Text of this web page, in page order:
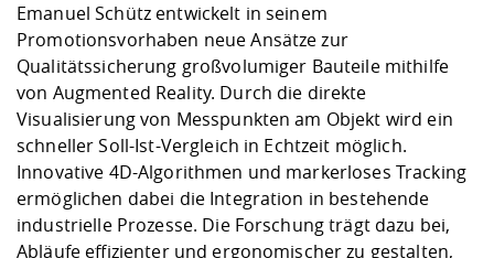
Emanuel Schütz entwickelt in seinem
Promotionsvorhaben neue Ansätze zur
Qualitätssicherung großvolumiger Bauteile mithilfe
von Augmented Reality. Durch die direkte
Visualisierung von Messpunkten am Objekt wird ein
schneller Soll-Ist-Vergleich in Echtzeit möglich.
Innovative 4D-Algorithmen und markerloses Tracking
ermöglichen dabei die Integration in bestehende
industrielle Prozesse. Die Forschung trägt dazu bei,
Abläufe effizienter und ergonomischer zu gestalten,